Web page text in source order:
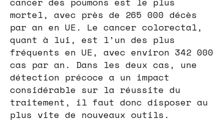
mortel, avec près de 265 000 décès
par an en UE. Le cancer colorectal,
quant à lui, est l’un des plus
fréquents en UE, avec environ 342 000
cas par an. Dans les deux cas, une
détection précoce a un impact
considérable sur la réussite du
traitement, il faut donc disposer au
plus vite de nouveaux outils.